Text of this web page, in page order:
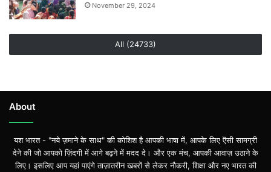
November 29, 2024
All (24733)
About
यश भारत - "नये ज़माने के साथ" की कोशिश है आपकी भाषा में, आपके लिए ऎसी सामग्री
देने की जो आपको ज़िंदगी में आगे बढ़ने में मदद दे। और एक मंच, आपकी आवाज़ उठाने के
लिए। इसलिए आप यहां पाएंगे ताज़ातरीन खबरों से लेकर नौकरी, शिक्षा और नए भारत की